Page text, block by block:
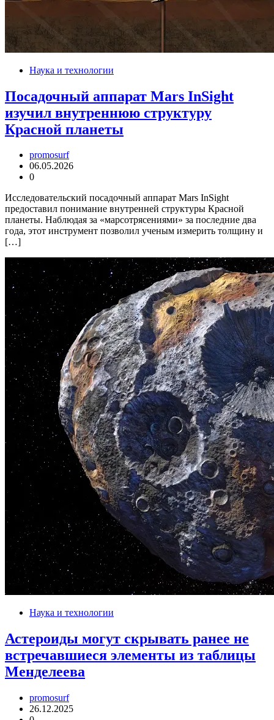
Наука и технологии
Посадочный аппарат Mars InSight
изучил внутреннюю структуру
Красной планеты
promosurf
06.05.2026
0
Исследовательский посадочный аппарат Mars InSight
предоставил понимание внутренней структуры Красной
планеты. Наблюдая за «марсотрясениями» за последние два
года, этот инструмент позволил ученым измерить толщину и
[…]
Наука и технологии
Астероиды могут скрывать ранее не
встречавшиеся элементы из таблицы
Менделеева
promosurf
26.12.2025